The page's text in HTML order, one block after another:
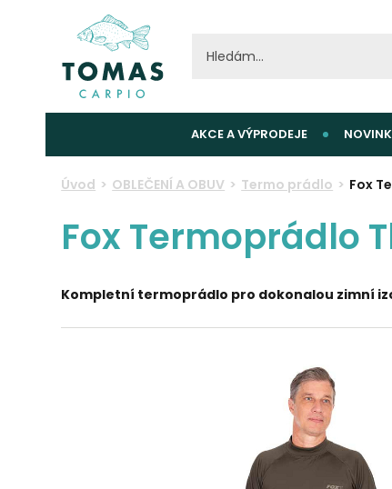
AKCE A VÝPRODEJE
Úvod OBLEČENÍ A OBUV Termo prádlo Fox
Fox Termoprádlo
Kompletní termoprádlo pro dokonalou zimní